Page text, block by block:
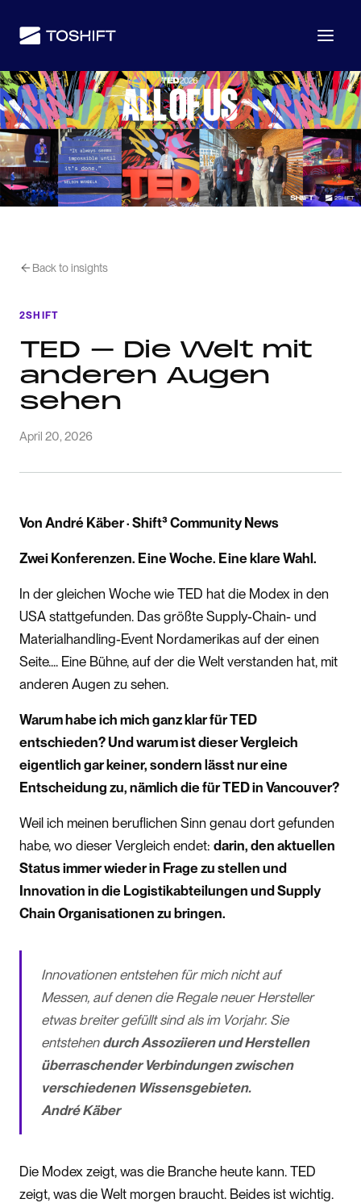
Back to insights
2SHIFT
TED – Die Welt mit
anderen Augen
sehen
April 20, 2026
Von André Käber · Shift³ Community News
Zwei Konferenzen. Eine Woche. Eine klare Wahl.
In der gleichen Woche wie TED hat die Modex in den
USA stattgefunden. Das größte Supply-Chain- und
Materialhandling-Event Nordamerikas auf der einen
Seite.... Eine Bühne, auf der die Welt verstanden hat, mit
anderen Augen zu sehen.
Warum habe ich mich ganz klar für TED
entschieden? Und warum ist dieser Vergleich
eigentlich gar keiner, sondern lässt nur eine
Entscheidung zu, nämlich die für TED in Vancouver?
Weil ich meinen beruflichen Sinn genau dort gefunden
habe, wo dieser Vergleich endet: darin, den aktuellen
Status immer wieder in Frage zu stellen und
Innovation in die Logistikabteilungen und Supply
Chain Organisationen zu bringen.
Innovationen entstehen für mich nicht auf
Messen, auf denen die Regale neuer Hersteller
etwas breiter gefüllt sind als im Vorjahr. Sie
entstehen durch Assoziieren und Herstellen
überraschender Verbindungen zwischen
verschiedenen Wissensgebieten.
André Käber
Die Modex zeigt, was die Branche heute kann. TED
zeigt, was die Welt morgen braucht. Beides ist wichtig.